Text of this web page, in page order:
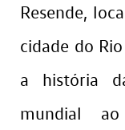
Resende,
cidade do
a história
mundial